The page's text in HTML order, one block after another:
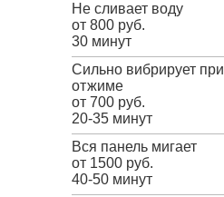
Не сливает воду
от 800 руб.
30 минут
Сильно вибрирует при
отжиме
от 700 руб.
20-35 минут
Вся панель мигает
от 1500 руб.
40-50 минут